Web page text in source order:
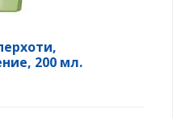
200 мл.